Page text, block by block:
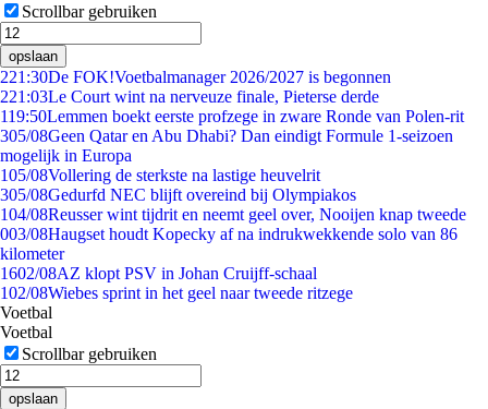
Scrollbar gebruiken
opslaan
221:30De FOK!Voetbalmanager 2026/2027 is begonnen
221:03Le Court wint na nerveuze finale, Pieterse derde
119:50Lemmen boekt eerste profzege in zware Ronde van Polen-rit
305/08Geen Qatar en Abu Dhabi? Dan eindigt Formule 1-seizoen
mogelijk in Europa
105/08Vollering de sterkste na lastige heuvelrit
305/08Gedurfd NEC blijft overeind bij Olympiakos
104/08Reusser wint tijdrit en neemt geel over, Nooijen knap tweede
003/08Haugset houdt Kopecky af na indrukwekkende solo van 86
kilometer
1602/08AZ klopt PSV in Johan Cruijff-schaal
102/08Wiebes sprint in het geel naar tweede ritzege
Voetbal
Voetbal
Scrollbar gebruiken
opslaan